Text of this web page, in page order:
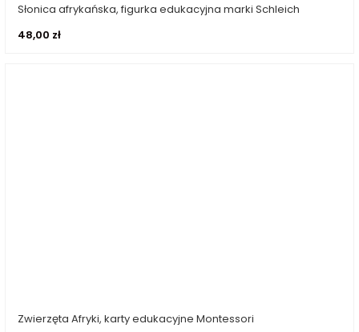
Dodaj do koszyka
Słonica afrykańska, figurka edukacyjna marki Schleich
48,00 zł
Dodaj do koszyka
Zwierzęta Afryki, karty edukacyjne Montessori